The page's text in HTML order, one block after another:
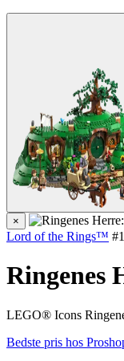
×
Lord of the Rings™
Ringenes
LEGO® Icons
Bedste pris hos